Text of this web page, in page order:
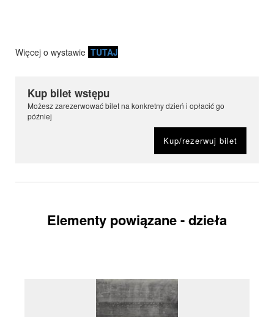
Więcej o wystawie TUTAJ
Kup bilet wstępu
Możesz zarezerwować bilet na konkretny dzień i opłacić go
później
Kup/rezerwuj bilet
Elementy powiązane - dzieła